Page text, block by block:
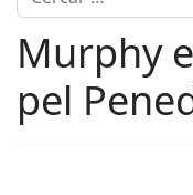
Murphy
pel